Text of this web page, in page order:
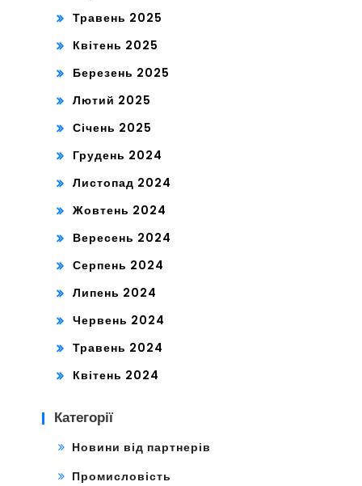
Травень 2025
Квітень 2025
Березень 2025
Лютий 2025
Січень 2025
Грудень 2024
Листопад 2024
Жовтень 2024
Вересень 2024
Серпень 2024
Липень 2024
Червень 2024
Травень 2024
Квітень 2024
Категорії
Новини від партнерів
Промисловість